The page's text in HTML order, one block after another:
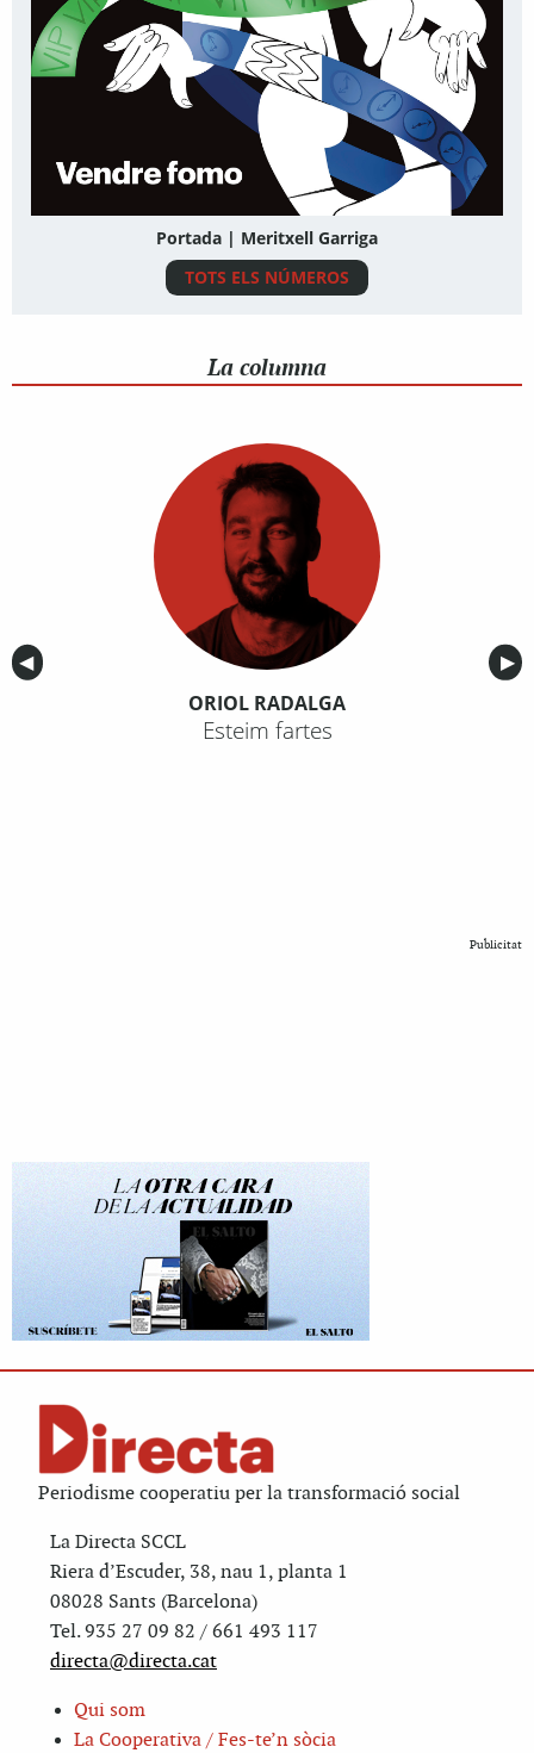
Portada | Meritxell Garriga
TOTS ELS NÚMEROS
La columna
Anterior
◀︎ ▶︎
ORIOL RADALGA
Esteim fartes
Publicitat
Periodisme cooperatiu per la transformació social
La Directa SCCL
Riera d’Escuder, 38, nau 1, planta 1
08028 Sants (Barcelona)
Tel. 935 27 09 82 / 661 493 117
directa@directa.cat
Qui som
La Cooperativa / Fes-te’n sòcia